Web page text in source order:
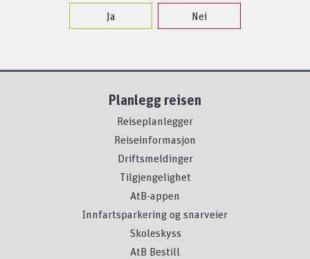
Ja
Nei
Planlegg reisen
Reiseplanlegger
Reiseinformasjon
Driftsmeldinger
Tilgjengelighet
AtB-appen
Innfartsparkering og snarveier
Skoleskyss
AtB Bestill